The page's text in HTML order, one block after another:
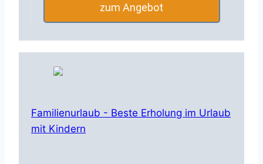
zum Angebot
Familienurlaub - Beste Erholung im Urlaub
mit Kindern